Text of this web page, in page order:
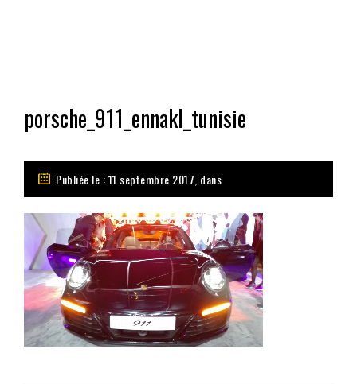
porsche_911_ennakl_tunisie
Publiée le : 11 septembre 2017, dans